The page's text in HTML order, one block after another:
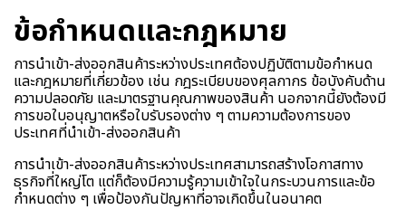
ข้อกำหนดและกฎหมาย
การนำเข้า-ส่งออกสินค้าระหว่างประเทศต้องปฏิบัติตามข้อกำหนด
และกฎหมายที่เกี่ยวข้อง เช่น กฎระเบียบของศุลกากร ข้อบังคับด้าน
ความปลอดภัย และมาตรฐานคุณภาพของสินค้า นอกจากนี้ยังต้องมี
การขอใบอนุญาตหรือใบรับรองต่าง ๆ ตามความต้องการของ
ประเทศที่นำเข้า-ส่งออกสินค้า
การนำเข้า-ส่งออกสินค้าระหว่างประเทศสามารถสร้างโอกาสทาง
ธุรกิจที่ใหญ่โต แต่ก็ต้องมีความรู้ความเข้าใจในกระบวนการและข้อ
กำหนดต่าง ๆ เพื่อป้องกันปัญหาที่อาจเกิดขึ้นในอนาคต